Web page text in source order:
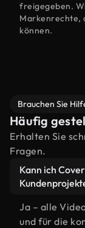
freigegeben.
Markenrechte,
können.
Brauchen Sie
Häufig
Erhalten Sie
Fragen.
Kann ich
Ja – alle
und für die